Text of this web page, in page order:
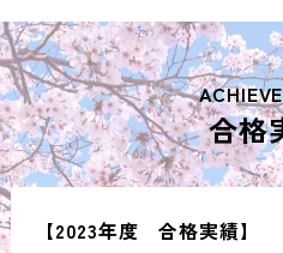
合格
【2023年度 合格実績】